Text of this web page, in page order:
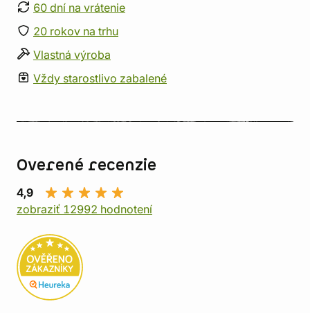
60 dní na vrátenie
20 rokov na trhu
Vlastná výroba
Vždy starostlivo zabalené
Overené recenzie
4,9
zobraziť 12992 hodnotení